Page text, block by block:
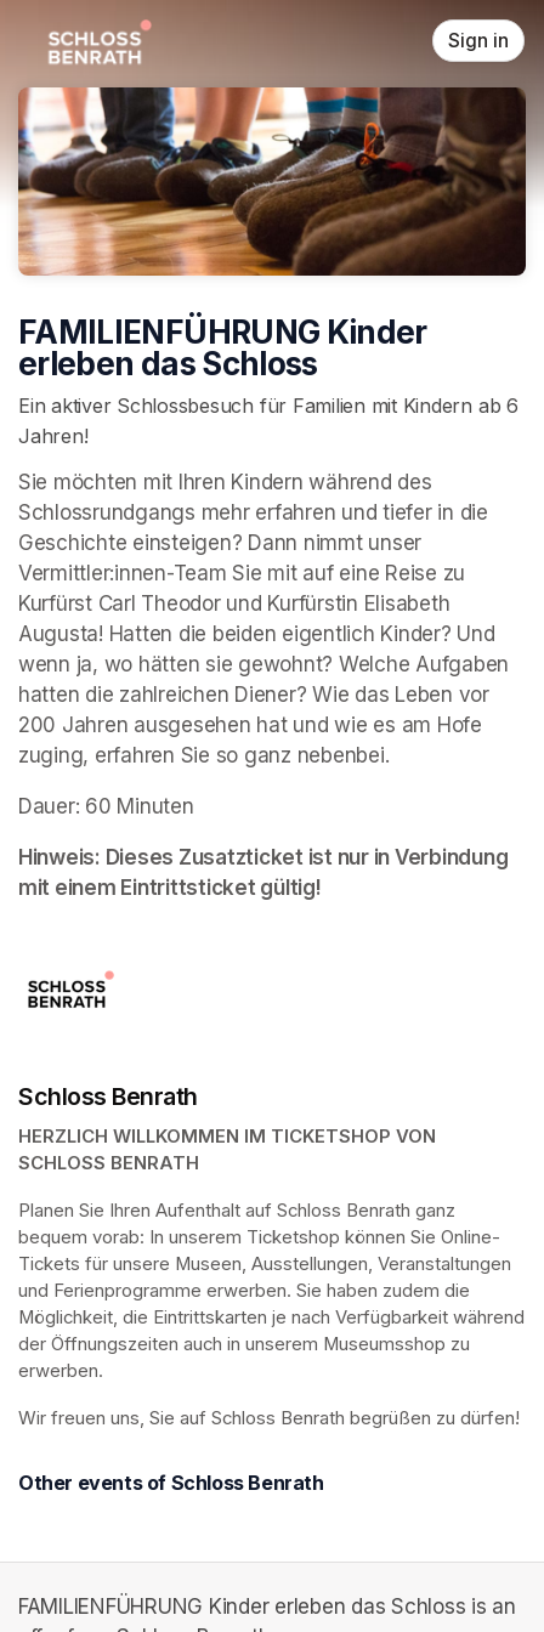
Sign in
FAMILIENFÜHRUNG Kinder
erleben das Schloss
Ein aktiver Schlossbesuch für Familien mit Kindern ab 6
Jahren!
Sie möchten mit Ihren Kindern während des
Schlossrundgangs mehr erfahren und tiefer in die
Geschichte einsteigen? Dann nimmt unser
Vermittler:innen-Team Sie mit auf eine Reise zu
Kurfürst Carl Theodor und Kurfürstin Elisabeth
Augusta! Hatten die beiden eigentlich Kinder? Und
wenn ja, wo hätten sie gewohnt? Welche Aufgaben
hatten die zahlreichen Diener? Wie das Leben vor
200 Jahren ausgesehen hat und wie es am Hofe
zuging, erfahren Sie so ganz nebenbei.
Dauer: 60 Minuten
Hinweis: Dieses Zusatzticket ist nur in Verbindung
mit einem Eintrittsticket gültig!
Schloss Benrath
HERZLICH WILLKOMMEN IM TICKETSHOP VON
SCHLOSS BENRATH
Planen Sie Ihren Aufenthalt auf Schloss Benrath ganz
bequem vorab: In unserem Ticketshop können Sie Online-
Tickets für unsere Museen, Ausstellungen, Veranstaltungen
und Ferienprogramme erwerben. Sie haben zudem die
Möglichkeit, die Eintrittskarten je nach Verfügbarkeit während
der Öffnungszeiten auch in unserem Museumsshop zu
erwerben.
Wir freuen uns, Sie auf Schloss Benrath begrüßen zu dürfen!
Other events of Schloss Benrath
FAMILIENFÜHRUNG Kinder erleben das Schloss is an